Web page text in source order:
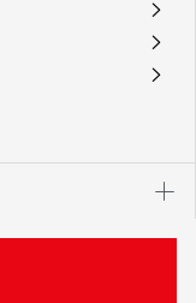
A
A
A